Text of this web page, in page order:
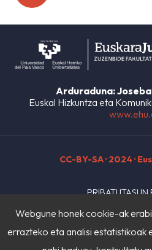
Arduraduna:
Euskal Hizkuntza eta
CC-BY-SA· 2024 ·
PRIBATUTASUN
Webgune honek cookie-ak
errazteko eta analisi